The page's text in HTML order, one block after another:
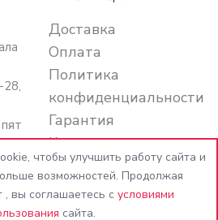
Доставка
Оплата
Политика
конфиденциальности
Гарантия
Кредит
Контакты
чтобы улучшить работу сайта и
возможностей. Продолжая
, вы соглашаетесь с условиями
сайта.